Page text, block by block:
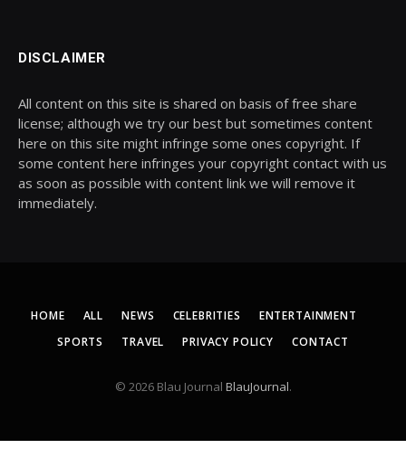
DISCLAIMER
All content on this site is shared on basis of free share
license; although we try our best but sometimes content
here on this site might infringe some ones copyright. If
some content here infringes your copyright contact with us
as soon as possible with content link we will remove it
immediately.
HOME ALL NEWS CELEBRITIES
ENTERTAINMENT
SPORTS
TRAVEL PRIVACY POLICY CONTACT
© 2026 Blau Journal BlauJournal.